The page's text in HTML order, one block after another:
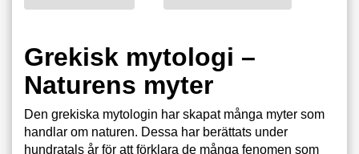
Grekisk mytologi –
Naturens myter
Den grekiska mytologin har skapat många myter som
handlar om naturen. Dessa har berättats under
hundratals år för att förklara de många fenomen som